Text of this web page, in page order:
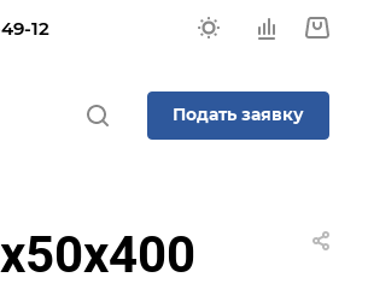
12
Подать заявку